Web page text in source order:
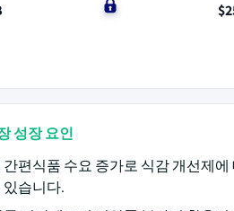
$0
성장 요인
편식품 수요 증가로 식감 개선제에
있습니다.